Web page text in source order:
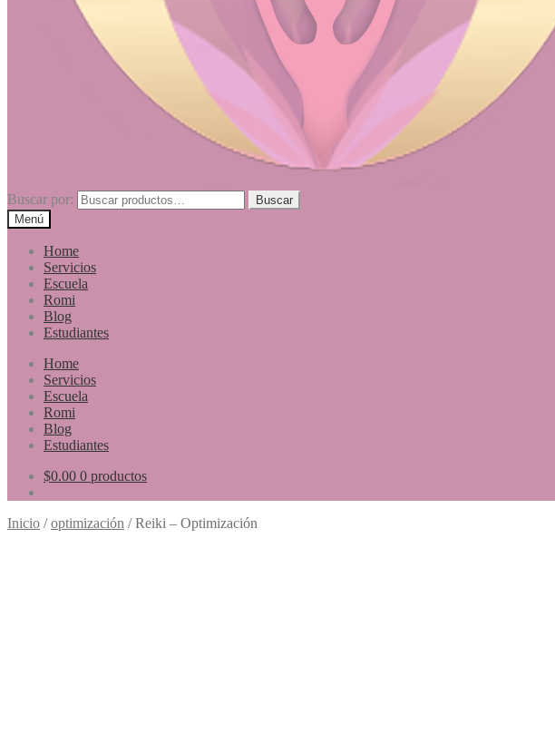
Buscar por:
Buscar
Menú
Home
Servicios
Escuela
Romi
Blog
Estudiantes
Home
Servicios
Escuela
Romi
Blog
Estudiantes
$0.00 0 productos
Inicio /optimización /Reiki – Optimización